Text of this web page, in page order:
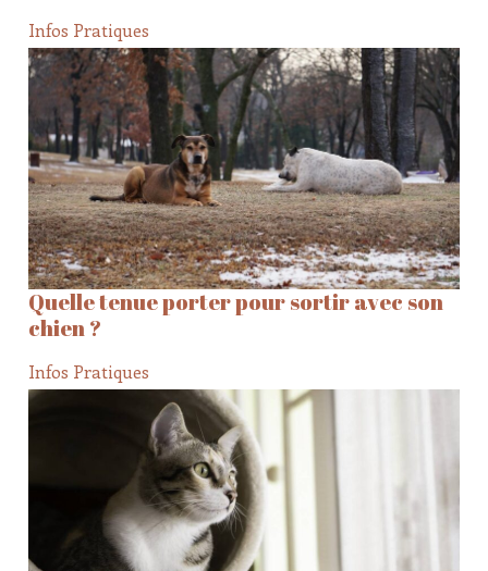
Infos Pratiques
Quelle tenue porter pour sortir avec son
chien ?
Infos Pratiques